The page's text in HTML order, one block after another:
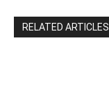
RELATED ARTICLES